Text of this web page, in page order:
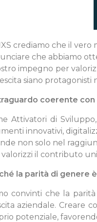
crediamo che il vero
che abbiamo
impegno per
siano protagonisti
coerente con
Attivatori di
innovativi,
non solo nel
valorizzi il contributo
la parità di genere
convinti che la
aziendale. Creare
potenziale,